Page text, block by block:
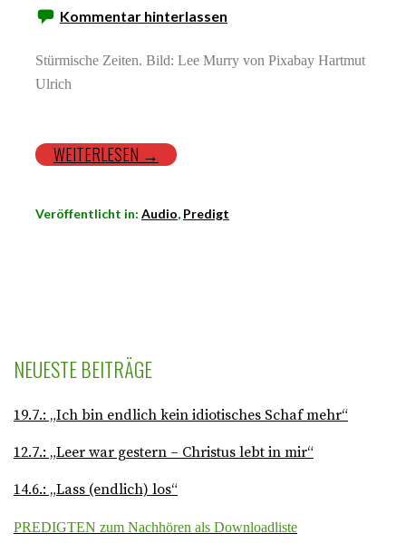
Kommentar hinterlassen
Stürmische Zeiten. Bild: Lee Murry von Pixabay Hartmut
Ulrich
WEITERLESEN →
Veröffentlicht in: Audio, Predigt
NEUESTE BEITRÄGE
19.7.: „Ich bin endlich kein idiotisches Schaf mehr“
12.7.: „Leer war gestern – Christus lebt in mir“
14.6.: „Lass (endlich) los“
PREDIGTEN zum Nachhören als Downloadliste